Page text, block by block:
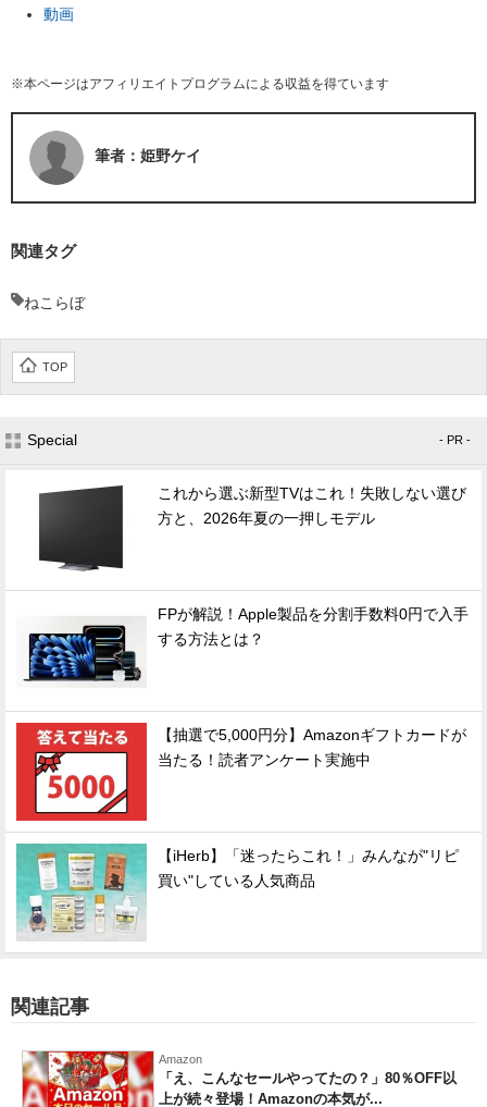
動画
※本ページはアフィリエイトプログラムによる収益を得ています
筆者：姫野ケイ
関連タグ
ねこらぼ
TOP
Special - PR -
これから選ぶ新型TVはこれ！失敗しない選び
方と、2026年夏の一押しモデル
FPが解説！Apple製品を分割手数料0円で入手
する方法とは？
【抽選で5,000円分】Amazonギフトカードが
当たる！読者アンケート実施中
【iHerb】「迷ったらこれ！」みんなが"リピ
買い"している人気商品
関連記事
Amazon
「え、こんなセールやってたの？」80％OFF以
上が続々登場！Amazonの本気が...